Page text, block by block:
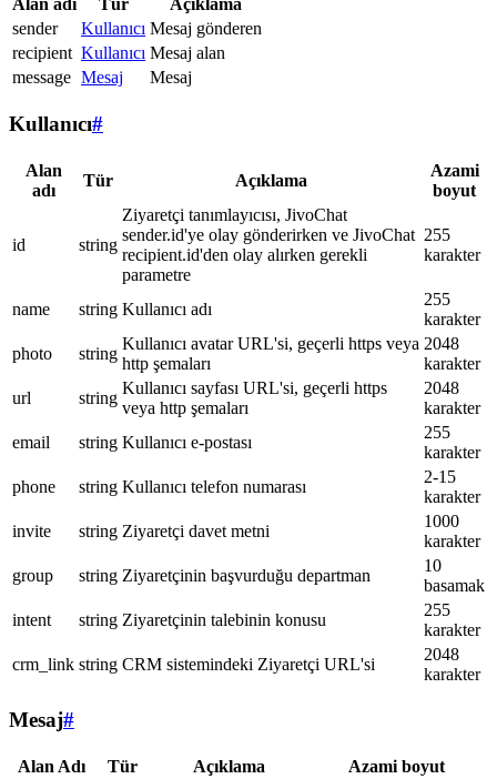
Alan adı Tür
Açıklama
sender
Kullanıcı Mesaj gönderen
recipient Kullanıcı Mesaj alan
message Mesaj Mesaj
Kullanıcı#
Alan
adı
Tür Açıklama
Azami
boyut
id string
Ziyaretçi tanımlayıcısı, JivoChat
sender.id'ye olay gönderirken ve JivoChat
recipient.id'den olay alırken gerekli
parametre
255
karakter
name string Kullanıcı adı
255
karakter
photo
string
Kullanıcı avatar URL'si, geçerli https veya
http şemaları
2048
karakter
url
string
Kullanıcı sayfası URL'si, geçerli https
veya http şemaları
2048
karakter
email
string Kullanıcı e-postası
255
karakter
phone
string Kullanıcı telefon numarası
2-15
karakter
invite
string Ziyaretçi davet metni
1000
karakter
group
string Ziyaretçinin başvurduğu departman
10
basamak
intent
string Ziyaretçinin talebinin konusu
255
karakter
crm_link string CRM sistemindeki Ziyaretçi URL'si
2048
karakter
Mesaj#
Alan Adı Tür Açıklama Azami boyut